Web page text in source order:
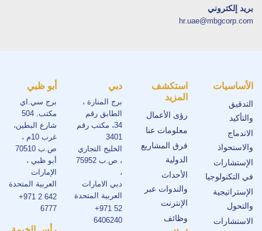
بريد إلكتروني
hr.uae@mbgcorp.com
الأساسيات
التدقيق
والتأكيد
الاندماج
والاستحواذ
الإستشارات
في التكنولوجيا
الإستراتيجية
والتحول
الاستشارات
استكشف
المزيد
رؤى الأعمال
معلومات عنا
فرق المشاريع
الدولية
الأحداث
والندوات عبر
الإنترنت
وظائف
دبي
برج المنارة ،
الطابق رقم
34، مكتب رقم
3401
الخليج التجاري
، ص.ب 75952
،
دبي الامارات
العربية المتحدة
+971 52
6406240
أبو ظبي
برج سي.اي
مكتب. 504
شارع البطين،
غرب 10م ،
ص.ب 70510
أبو ظبي ،
الإمارات
العربية المتحدة
+971 2 642
6777